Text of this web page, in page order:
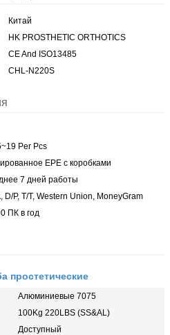
Китай
HK PROSTHETIC ORTHOTICS
CE And ISO13485
CHL-N220S
Per Pcs
EPE с коробками
7 дней работы
D/P, T/T, Western Union, MoneyGram
ПК в год
простетические
Алюминиевые 7075
100Kg 220LBS (SS&AL)
Доступный